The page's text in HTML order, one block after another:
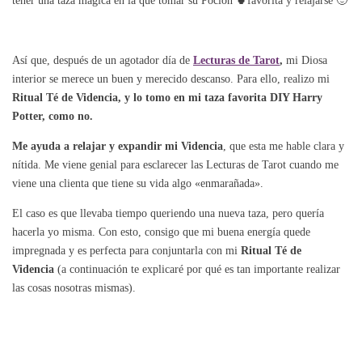
Así que, después de un agotador día de Lecturas de Tarot, mi Diosa
interior se merece un buen y merecido descanso. Para ello, realizo mi
Ritual Té de Videncia, y lo tomo en mi taza favorita DIY Harry
Potter, como no.
Me ayuda a relajar y expandir mi Videncia , que esta me hable clara y
nítida. Me viene genial para esclarecer las Lecturas de Tarot cuando me
viene una clienta que tiene su vida algo «enmarañada».
El caso es que llevaba tiempo queriendo una nueva taza, pero quería
hacerla yo misma. Con esto, consigo que mi buena energía quede
impregnada y es perfecta para conjuntarla con mi Ritual Té de
Videncia (a continuación te explicaré por qué es tan importante realizar
las cosas nosotras mismas).